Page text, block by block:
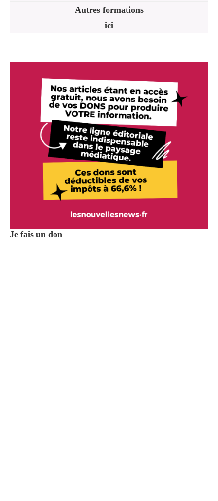
Autres formations
ici
Je fais un don